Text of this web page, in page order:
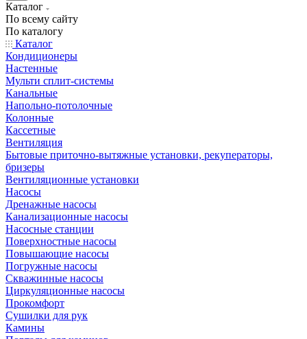
Каталог
По всему сайту
По каталогу
Каталог
Кондиционеры
Настенные
Мульти сплит-системы
Канальные
Напольно-потолочные
Колонные
Кассетные
Вентиляция
Бытовые приточно-вытяжные установки, рекуператоры,
бризеры
Вентиляционные установки
Насосы
Дренажные насосы
Канализационные насосы
Насосные станции
Поверхностные насосы
Повышающие насосы
Погружные насосы
Скважинные насосы
Циркуляционные насосы
Прокомфорт
Сушилки для рук
Камины